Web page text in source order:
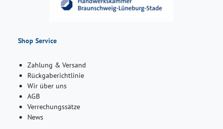
Shop Service
Zahlung & Versand
Rückgaberichtlinie
Wir über uns
AGB
Verrechungssätze
News